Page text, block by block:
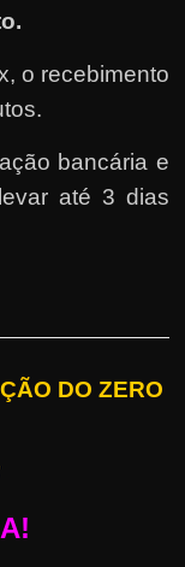
o recebimento
bancária e
até 3 dias
DO ZERO